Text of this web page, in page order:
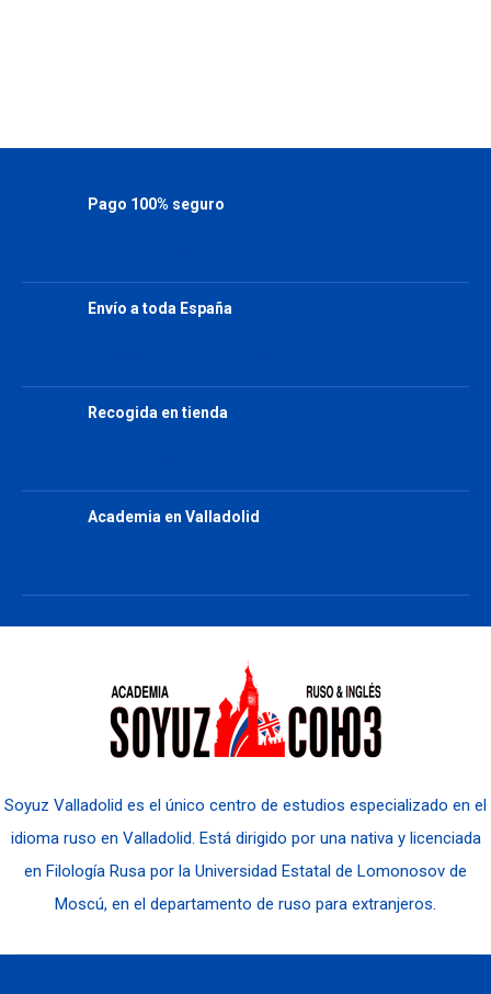
Pago 100% seguro
Envío a toda España
Recogida en tienda
Academia en Valladolid
Soyuz Valladolid es el único centro de estudios especializado en el
idioma ruso en Valladolid. Está dirigido por una nativa y licenciada
en Filología Rusa por la Universidad Estatal de Lomonosov de
Moscú, en el departamento de ruso para extranjeros.